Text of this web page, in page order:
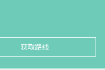
获取路线